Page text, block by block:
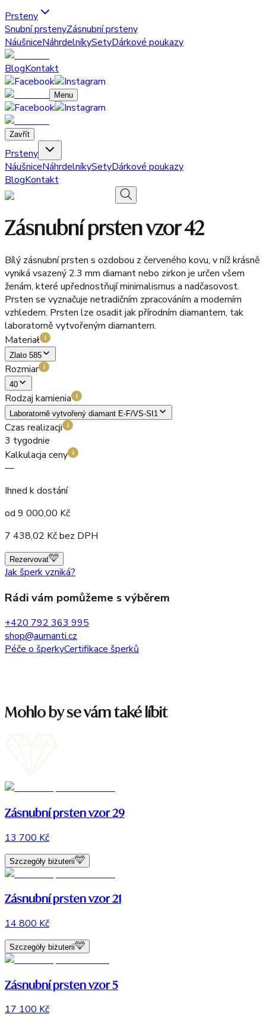
Prsteny
Snubní prstenyZásnubní prsteny
NáušniceNáhrdelníkySetyDárkové poukazy
BlogKontakt
Menu
Zavřít
Prsteny
NáušniceNáhrdelníkySetyDárkové poukazy
BlogKontakt
Zásnubní prsten vzor 42
Bílý zásnubní prsten s ozdobou z červeného kovu, v níž krásně
vyniká vsazený 2.3 mm diamant nebo zirkon je určen všem
ženám, které upřednostňují minimalismus a nadčasovost.
Prsten se vyznačuje netradičním zpracováním a moderním
vzhledem. Prsten lze osadit jak přírodním diamantem, tak
laboratorně vytvořeným diamantem.
Materiał
i
Zlato 585
Rozmiar i
40
Rodzaj kamienia i
Laboratorně vytvořený diamant E-F/VS-SI1
Czas realizacji i
3 tygodnie
Kalkulacja ceny
i
—
Ihned k dostání
od 9 000,00 Kč
7 438,02 Kč bez DPH
Rezervovat
Jak šperk vzniká?
Rádi vám pomůžeme s výběrem
+420 792 363 995
shop@aumanti.cz
Péče o šperkyCertifikace šperků
Mohlo by se vám také líbit
Zásnubní prsten vzor 29
13 700 Kč
Szczegóły biżuterii
Zásnubní prsten vzor 21
14 800 Kč
Szczegóły biżuterii
Zásnubní prsten vzor 5
17 100 Kč